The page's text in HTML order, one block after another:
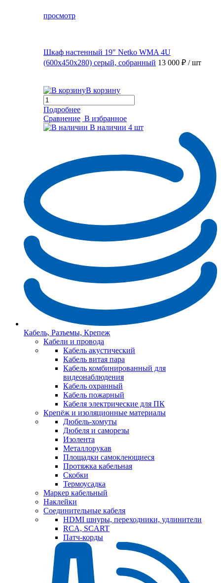
просмотр
Шкаф настенный 19″ Netko WMA 4U
(600x450x280) серый, собранный 13 000 ₽ / шт
В корзину
Подробнее
Сравнение В избранное
В наличии 4 шт
Кабель, Разъемы, Крепеж
Кабели и провода
Кабель акустический
Кабель витая пара
Кабель комбинированный для
видеонаблюдения
Кабель охранный
Кабель пожарный
Кабеля электрические для ПК
Крепёж и изоляционные материалы
Дюбель-хомуты
Дюбеля и саморезы
Изолента
Металлорукав
Площадки самоклеющиеся
Протяжка кабельная
Скобки
Термоусадка
Маркер кабельный
Наклейки
Соединительные кабеля
HDMI шнуры, переходники, удлинители
RCA, SCART
Патч-корды